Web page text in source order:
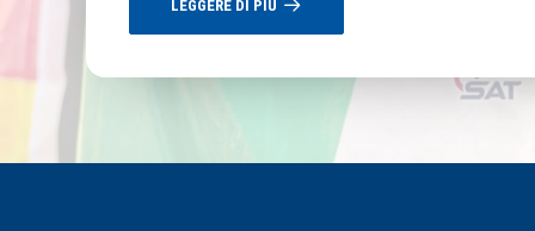
LEGGERE DI PIÙ